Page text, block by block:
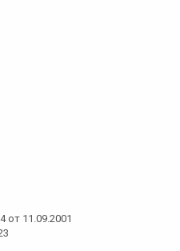
от 11.09.2001